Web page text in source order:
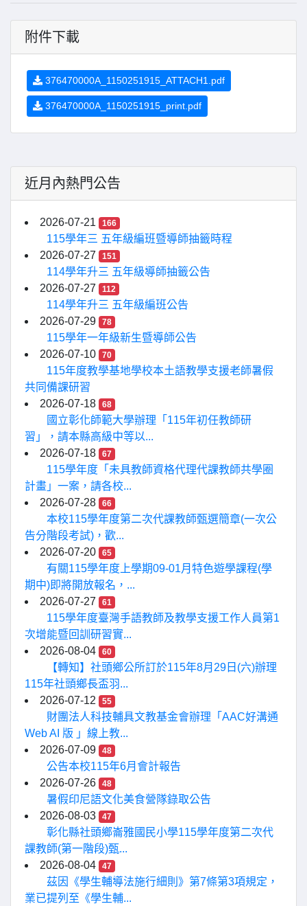
附件下載
376470000A_1150251915_ATTACH1.pdf
376470000A_1150251915_print.pdf
近月內熱門公告
2026-07-21 166
115學年三 五年級編班暨導師抽籤時程
2026-07-27
151
114學年升三 五年級導師抽籤公告
2026-07-27
112
114學年升三 五年級編班公告
2026-07-29
78
115學年一年級新生暨導師公告
2026-07-10
70
115年度教學基地學校本土語教學支援老師暑假
共同備課研習
2026-07-18
68
國立彰化師範大學辦理「115年初任教師研
習」，請本縣高級中等以...
2026-07-18
67
115學年度「未具教師資格代理代課教師共學圈
計畫」一案，請各校...
2026-07-28
66
本校115學年度第二次代課教師甄選簡章(一次公
告分階段考試)，歡...
2026-07-20
65
有關115學年度上學期09-01月特色遊學課程(學
期中)即將開放報名，...
2026-07-27
61
115學年度臺灣手語教師及教學支援工作人員第1
次增能暨回訓研習實...
2026-08-04
60
【轉知】社頭鄉公所訂於115年8月29日(六)辦理
115年社頭鄉長盃羽...
2026-07-12
55
財團法人科技輔具文教基金會辦理「AAC好溝通
Web AI 版 」線上教...
2026-07-09
48
公告本校115年6月會計報告
2026-07-26
48
暑假印尼語文化美食營隊錄取公告
2026-08-03
47
彰化縣社頭鄉崙雅國民小學115學年度第二次代
課教師(第一階段)甄...
2026-08-04
47
茲因《學生輔導法施行細則》第7條第3項規定，
業已提列至《學生輔...